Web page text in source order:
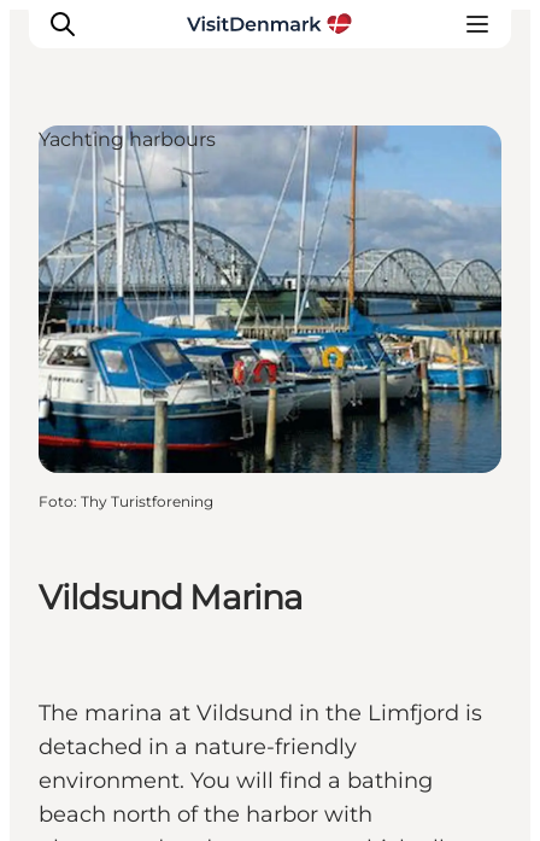
Inspiratie
Bestemmingen
Wat te doen
Accommodaties
Plan je reis
Vildsund Marina
The marina at Vildsund in the Limfjord is
detached in a nature-friendly
environment. You will find a bathing
beach north of the harbor with
Yachting harbours
Foto: Thy Turistforening